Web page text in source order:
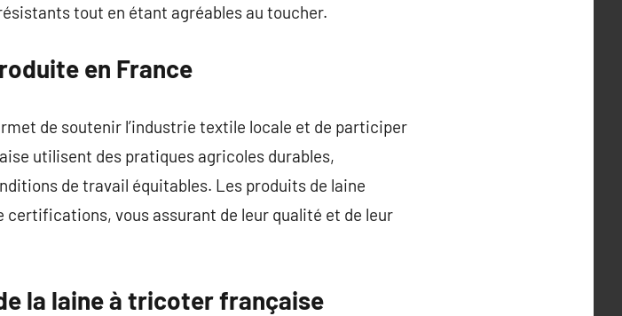
tout en étant agréables au toucher.
en France
de soutenir l’industrie textile locale et de participer
utilisent des pratiques agricoles durables,
de travail équitables. Les produits de laine
vous assurant de leur qualité et de leur
la laine à tricoter française